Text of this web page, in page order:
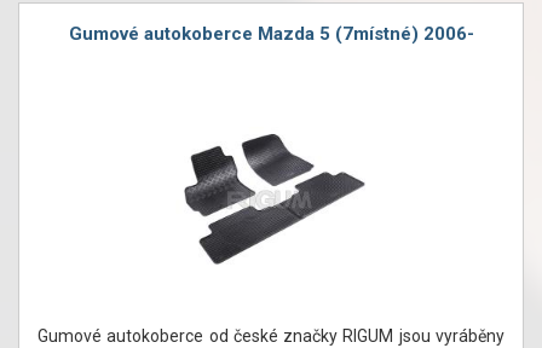
Gumové autokoberce Mazda 5 (7místné) 2006-
Gumové autokoberce od české značky RIGUM jsou vyráběny